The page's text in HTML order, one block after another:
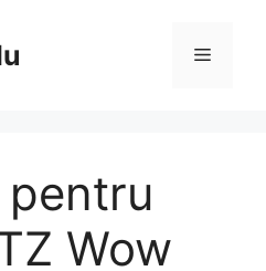
Menu
Wow